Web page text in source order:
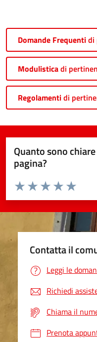
Domande Frequentidi
Modulisticadi
Regolamentidi
Quanto sono
pagina?
Valuta da 1 a 5 stelle la pagina
Valuta 5
Valuta 4
Valuta 3 stelle
Valuta 2 stelle su 5
Valuta 1 stelle su 5
Contatta il
Leggi le
Richiedi
Chiama il
Prenota